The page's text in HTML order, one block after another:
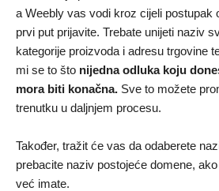
a Weebly vas vodi kroz cijeli postupak
prvi put prijavite. Trebate unijeti naziv
kategorije proizvoda i adresu trgovine
mi se to što nijedna odluka koju
mora biti konačna. Sve to možete
trenutku u daljnjem procesu.
Također, tražit će vas da odaberete
prebacite naziv postojeće domene,
već imate.